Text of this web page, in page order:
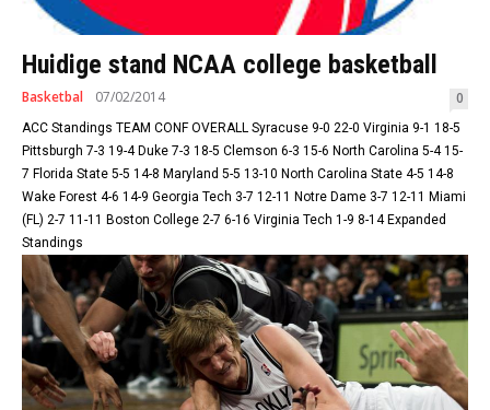
Huidige stand NCAA college basketball
Basketbal 07/02/2014 0
ACC Standings TEAM CONF OVERALL Syracuse 9-0 22-0 Virginia 9-1 18-5
Pittsburgh 7-3 19-4 Duke 7-3 18-5 Clemson 6-3 15-6 North Carolina 5-4 15-
7 Florida State 5-5 14-8 Maryland 5-5 13-10 North Carolina State 4-5 14-8
Wake Forest 4-6 14-9 Georgia Tech 3-7 12-11 Notre Dame 3-7 12-11 Miami
(FL) 2-7 11-11 Boston College 2-7 6-16 Virginia Tech 1-9 8-14 Expanded
Standings